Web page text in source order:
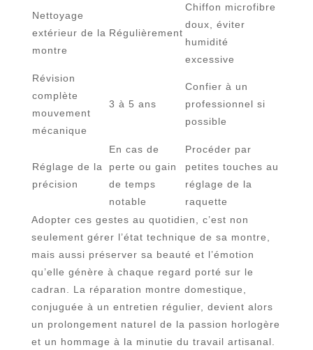
Nettoyage
extérieur de la
montre
Régulièrement
Chiffon microfibre
doux, éviter
humidité
excessive
Révision
complète
mouvement
mécanique
3 à 5 ans
Confier à un
professionnel si
possible
Réglage de la
précision
En cas de
perte ou gain
de temps
notable
Procéder par
petites touches au
réglage de la
raquette
Adopter ces gestes au quotidien, c’est non
seulement gérer l’état technique de sa montre,
mais aussi préserver sa beauté et l’émotion
qu’elle génère à chaque regard porté sur le
cadran. La réparation montre domestique,
conjuguée à un entretien régulier, devient alors
un prolongement naturel de la passion horlogère
et un hommage à la minutie du travail artisanal.